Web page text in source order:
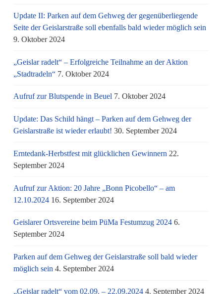
Update II: Parken auf dem Gehweg der gegenüberliegende
Seite der Geislarstraße soll ebenfalls bald wieder möglich sein
9. Oktober 2024
„Geislar radelt“ – Erfolgreiche Teilnahme an der Aktion
„Stadtradeln“ 7. Oktober 2024
Aufruf zur Blutspende in Beuel 7. Oktober 2024
Update: Das Schild hängt – Parken auf dem Gehweg der
Geislarstraße ist wieder erlaubt! 30. September 2024
Erntedank-Herbstfest mit glücklichen Gewinnern 22.
September 2024
Aufruf zur Aktion: 20 Jahre „Bonn Picobello“ – am
12.10.2024 16. September 2024
Geislarer Ortsvereine beim PüMa Festumzug 2024 6.
September 2024
Parken auf dem Gehweg der Geislarstraße soll bald wieder
möglich sein 4. September 2024
„Geislar radelt“ vom 02.09. – 22.09.2024 4. September 2024